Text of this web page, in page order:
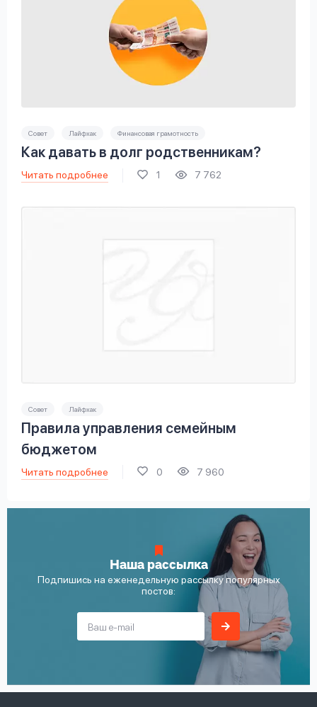
Совет Лайфхак Финансовая грамотность
Как давать в долг родственникам?
Читать подробнее 1 7 762
Совет Лайфхак
Правила управления семейным
бюджетом
Читать подробнее 0 7 960
Наша рассылка
Подпишись на еженедельную рассылку популярных
постов: